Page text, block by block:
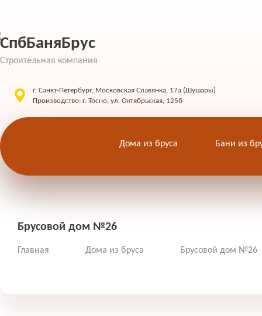
СпбБаняБрус
Строительная компания
г. Санкт-Петербург, Московская Славянка, 17а (Шушары)
Производство: г. Тосно, ул. Октябрьская, 125б
Дома из бруса Бани из
Брусовой дом №26
Главная Дома из бруса Брусовой дом №26